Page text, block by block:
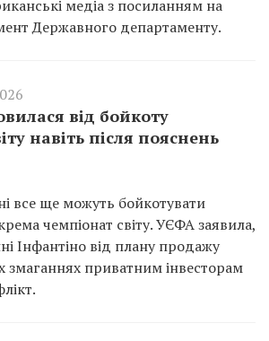
медіа з посиланням на
Державного департаменту.
від бойкоту
навіть після пояснень
все ще можуть бойкотувати
чемпіонат світу. УЄФА заявила,
Інфантіно від плану продажу
змаганнях приватним інвесторам